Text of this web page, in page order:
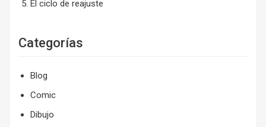
El ciclo de reajuste
Categorías
Blog
Comic
Dibujo